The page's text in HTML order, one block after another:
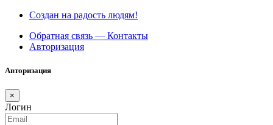
Создан на радость людям!
Обратная связь — Контакты
Авторизация
Авторизация
×
Логин